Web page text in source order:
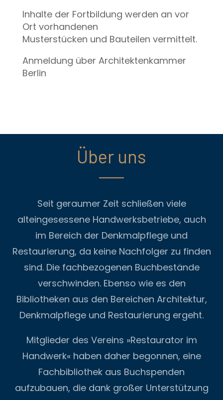
Inhalte der Fortbildung werden an vor
Ort vorhandenen
Musterstücken und Bauteilen vermittelt.
Anmeldung über Architektenkammer
Berlin
Über uns
Seit geraumer Zeit schließen viele
alteingesessene Handwerksbetriebe, auch
im Bereich der Denkmalpflege und
Restaurierung, da keine Nachfolger zu finden
sind. Die fachbezogenen Buchbestände
verschwinden. Ebenso wie es den
Bibliotheken aus den Bereichen Architektur,
Denkmalpflege und Restaurierung ergeht.
Mitglieder des Vereins »Restaurator im
Handwerk« haben daher begonnen, eine
Fachbibliothek aus Buchspenden
aufzubauen, die dank großer Unterstützung